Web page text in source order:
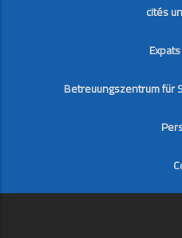
cités
Betreuungszentrum für